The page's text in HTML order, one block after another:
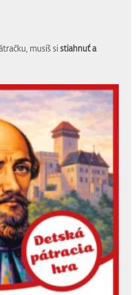
musíš sistiahnuť a